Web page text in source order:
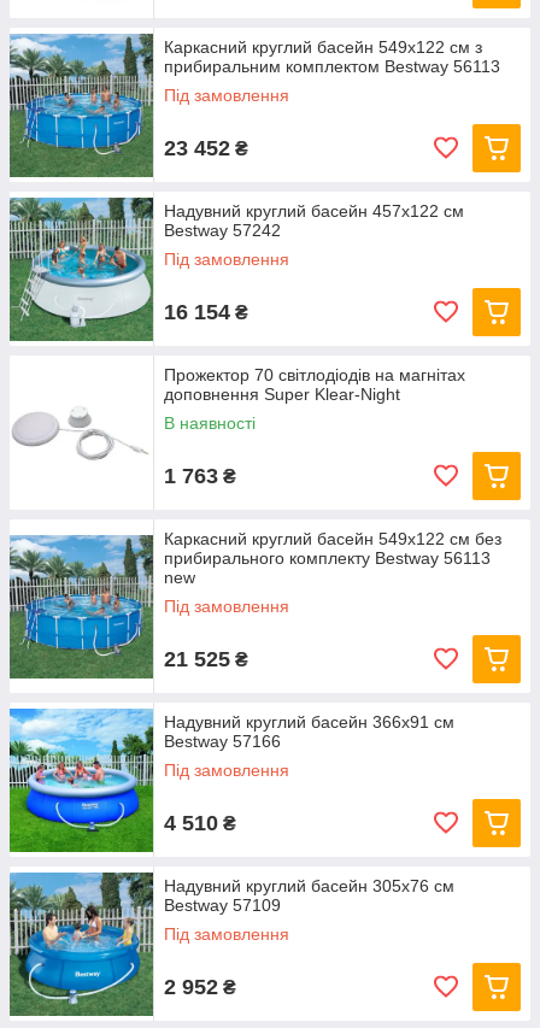
Каркасний круглий басейн 549x122 см з
прибиральним комплектом Bestway 56113
Під замовлення
23 452 ₴
Надувний круглий басейн 457х122 см
Bestway 57242
Під замовлення
16 154 ₴
Прожектор 70 світлодіодів на магнітах
доповнення Super Klear-Night
В наявності
1 763 ₴
Каркасний круглий басейн 549x122 см без
прибирального комплекту Bestway 56113
new
Під замовлення
21 525 ₴
Надувний круглий басейн 366х91 см
Bestway 57166
Під замовлення
4 510 ₴
Надувний круглий басейн 305х76 см
Bestway 57109
Під замовлення
2 952 ₴